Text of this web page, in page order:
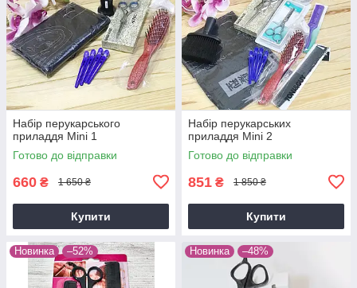
Набір перукарського
приладдя Mini 1
Готово до відправки
660 ₴ 1 650 ₴
Купити
Набір перукарських
приладдя Mini 2
Готово до відправки
851 ₴ 1 850 ₴
Купити
Новинка –52% Новинка –48%